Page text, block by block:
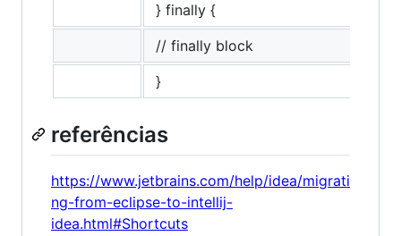
} finally {
// finally block
}
referências
https://www.jetbrains.com/help/idea/migrati
ng-from-eclipse-to-intellij-
idea.html#Shortcuts